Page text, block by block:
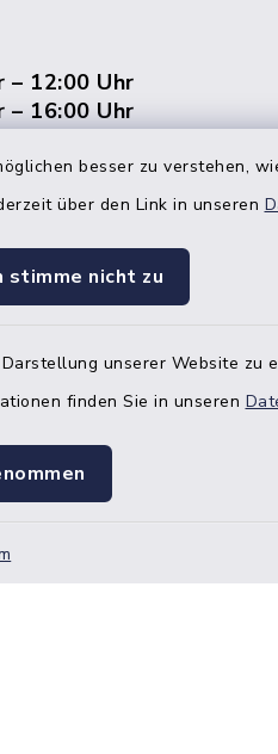
besser zu verstehen,
über den Link in unseren
stimme nicht zu
unserer Website zu
finden Sie in unseren
– 12:00 Uhr
– 16:00 Uhr
– 12:00 Uhr
aber online
gerne unter der